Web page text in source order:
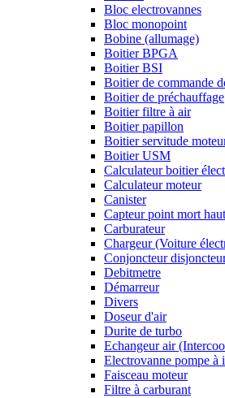
Bloc electrovannes
Bloc monopoint
Bobine (allumage)
Boitier BPGA
Boitier BSI
Boitier de commande
Boitier de préchauffage
Boitier filtre à air
Boitier papillon
Boitier servitude
Boitier USM
Calculateur boitier
Calculateur moteur
Canister
Capteur point mort haut
Carburateur
Chargeur (Voiture
Conjoncteur
Debitmetre
Démarreur
Divers
Doseur d'air
Durite de turbo
Echangeur air
Electrovanne pompe à
Faisceau moteur
Filtre à carburant